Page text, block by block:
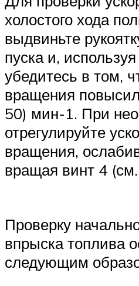
холостого хода
выдвиньте
пуска и,
убедитесь в том,
вращения
50) мин-1. При
отрегулируйте
вращения,
вращая винт 4
Проверку
впрыска топлива
следующим